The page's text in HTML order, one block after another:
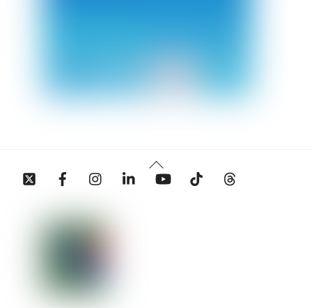
Back
To
Twitter Facebook InstagramLinkedin YouTube Tiktok